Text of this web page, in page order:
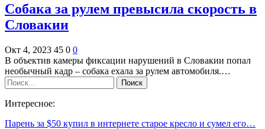
Собака за рулем превысила скорость в
Словакии
Окт 4, 2023 45 0 0
В объектив камеры фиксации нарушений в Словакии попал
необычный кадр – собака ехала за рулем автомобиля.…
Интересное:
Парень за $50 купил в интернете старое кресло и сумел его…